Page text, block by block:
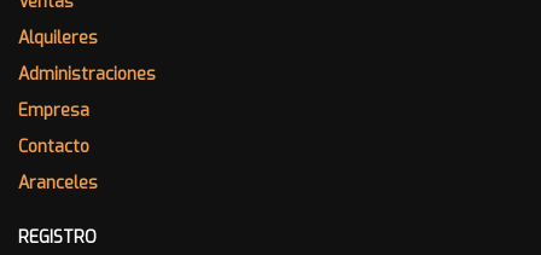
Alquileres
Administraciones
Empresa
Contacto
Aranceles
REGISTRO